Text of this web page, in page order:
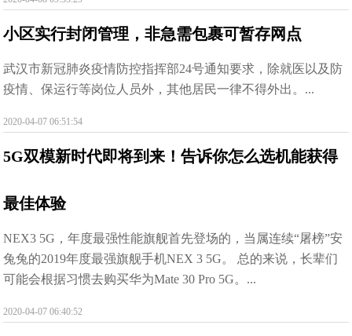
小区实行封闭管理，非急需包裹可暂存网点
武汉市新冠肺炎疫情防控指挥部24号通知要求，除就医以及防
疫情、保运行等岗位人员外，其他居民一律不得外出。...
2020-04-07 06:51:54
5G双模新时代即将到来！告诉你怎么选机能获得
最佳体验
NEX3 5G，年度最强性能旗舰首先登场的，当属连续“屠榜”安
兔兔的2019年度最强旗舰手机NEX 3 5G。 总的来说，长辈们
可能会根据习惯去购买华为Mate 30 Pro 5G。...
2020-04-07 06:40:52